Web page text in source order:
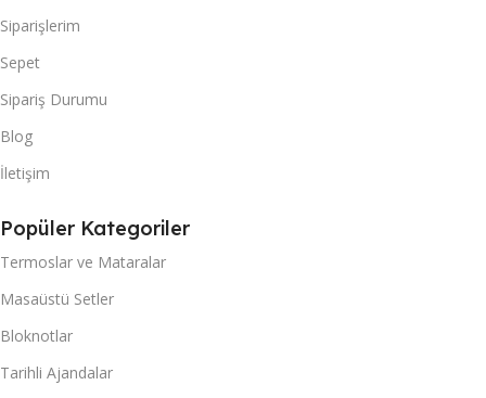
Siparişlerim
Sepet
Sipariş Durumu
Blog
İletişim
Popüler Kategoriler
Termoslar ve Mataralar
Masaüstü Setler
Bloknotlar
Tarihli Ajandalar